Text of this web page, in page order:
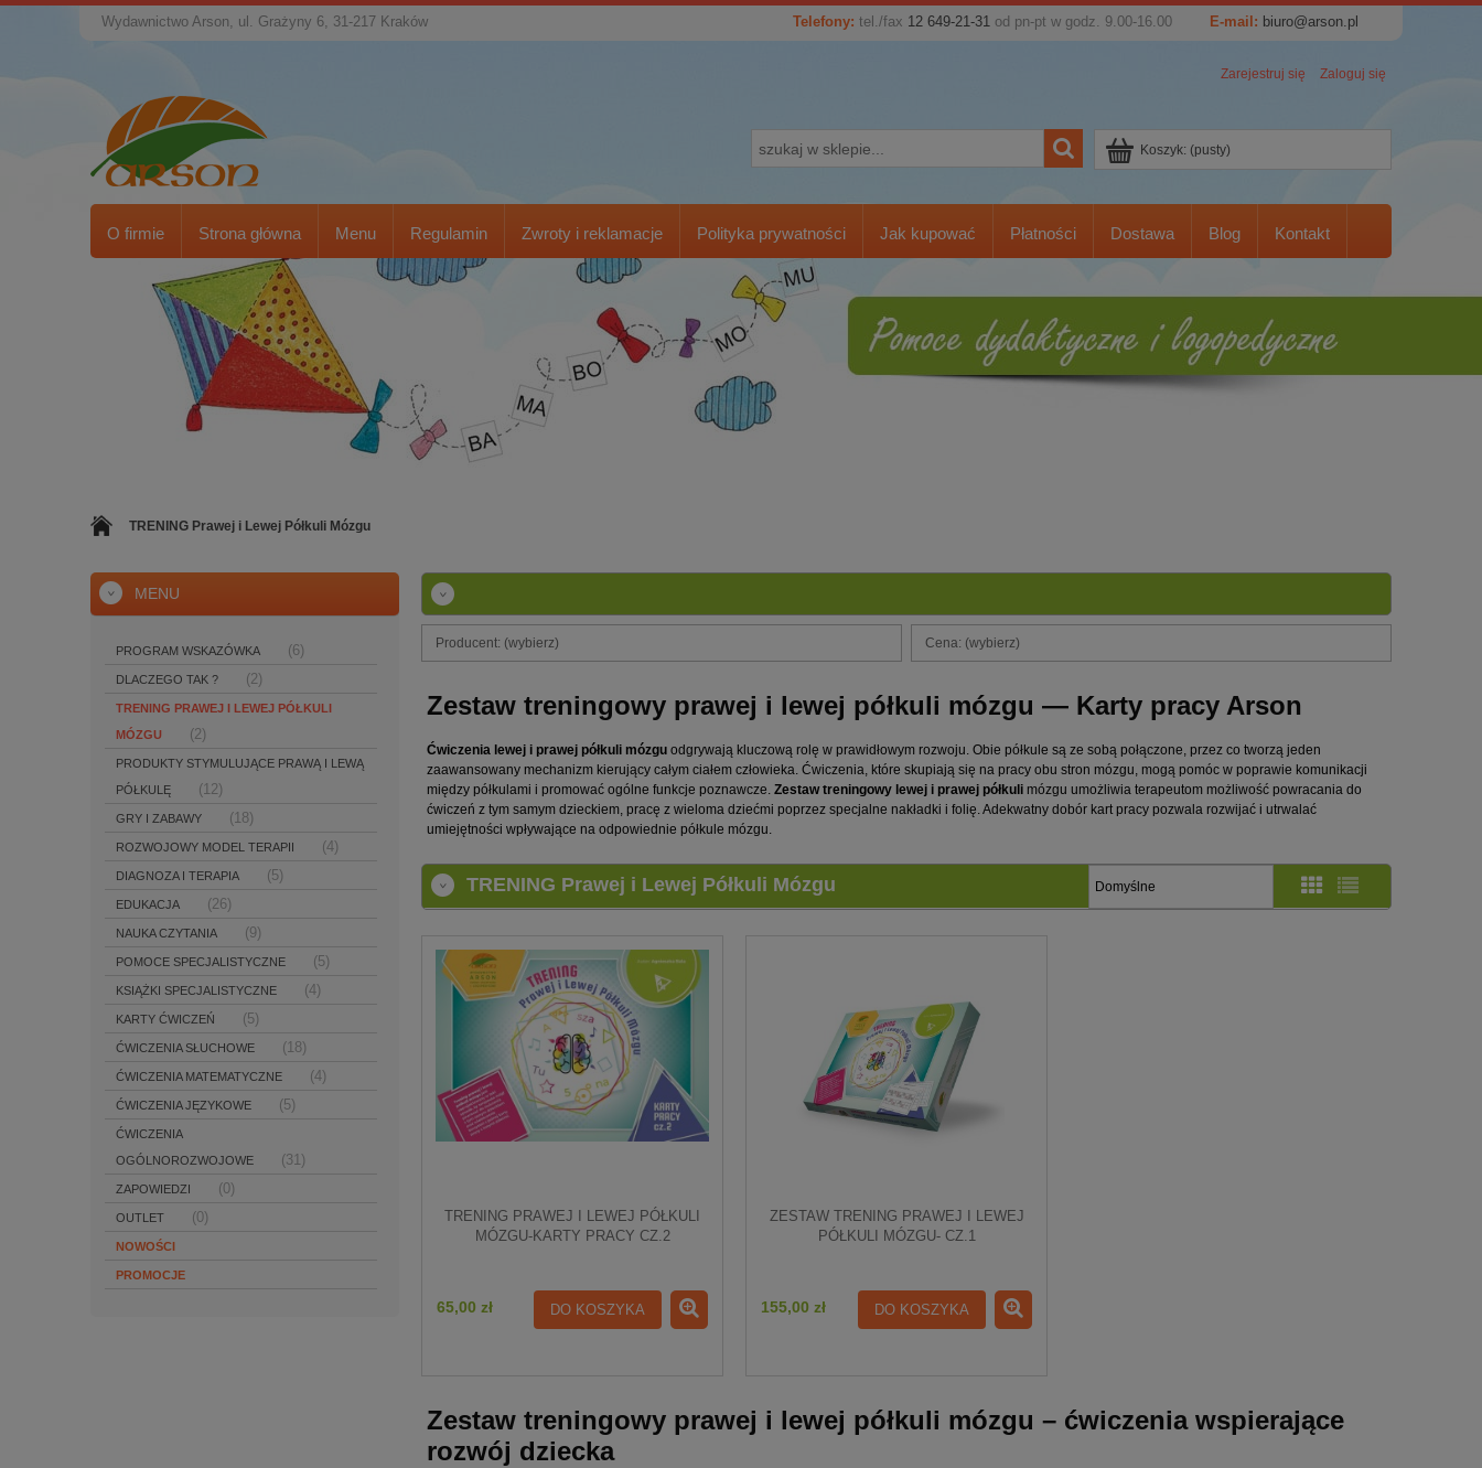
Wydawnictwo Arson, ul. Grażyny 6, 31-217 Kraków Telefony: tel./fax 12 649-21-31 od pn-pt w godz. 9.00-16.00 E-mail: biuro@arson.pl
Zarejestruj się Zaloguj się
Koszyk: (pusty)
O firmie Strona główna Menu Regulamin Zwroty i reklamacje Polityka prywatności Jak kupować Płatności Dostawa Blog Kontakt
TRENING Prawej i Lewej Półkuli Mózgu
MENU
PROGRAM WSKAZÓWKA (6)
DLACZEGO TAK ? (2)
TRENING PRAWEJ I LEWEJ PÓŁKULI
MÓZGU
(2)
PRODUKTY STYMULUJĄCE PRAWĄ I LEWĄ
PÓŁKULĘ
(12)
GRY I ZABAWY (18)
ROZWOJOWY MODEL TERAPII (4)
DIAGNOZA I TERAPIA (5)
EDUKACJA (26)
NAUKA CZYTANIA (9)
POMOCE SPECJALISTYCZNE (5)
KSIĄŻKI SPECJALISTYCZNE (4)
KARTY ĆWICZEŃ (5)
ĆWICZENIA SŁUCHOWE (18)
ĆWICZENIA MATEMATYCZNE (4)
ĆWICZENIA JĘZYKOWE (5)
ĆWICZENIA
OGÓLNOROZWOJOWE
(31)
ZAPOWIEDZI (0)
OUTLET (0)
NOWOŚCI
PROMOCJE
Producent: (wybierz) Cena: (wybierz)
Zestaw treningowy prawej i lewej półkuli mózgu — Karty pracy Arson
Ćwiczenia lewej i prawej półkuli mózgu odgrywają kluczową rolę w prawidłowym rozwoju. Obie półkule są ze sobą połączone, przez co tworzą jeden
zaawansowany mechanizm kierujący całym ciałem człowieka. Ćwiczenia, które skupiają się na pracy obu stron mózgu, mogą pomóc w poprawie komunikacji
między półkulami i promować ogólne funkcje poznawcze. Zestaw treningowy lewej i prawej półkuli mózgu umożliwia terapeutom możliwość powracania do
ćwiczeń z tym samym dzieckiem, pracę z wieloma dziećmi poprzez specjalne nakładki i folię. Adekwatny dobór kart pracy pozwala rozwijać i utrwalać
umiejętności wpływające na odpowiednie półkule mózgu.
TRENING Prawej i Lewej Półkuli Mózgu
TRENING PRAWEJ I LEWEJ PÓŁKULI
MÓZGU-KARTY PRACY CZ.2
65,00 zł DO KOSZYKA
ZESTAW TRENING PRAWEJ I LEWEJ
PÓŁKULI MÓZGU- CZ.1
155,00 zł DO KOSZYKA
Zestaw treningowy prawej i lewej półkuli mózgu – ćwiczenia wspierające
rozwój dziecka